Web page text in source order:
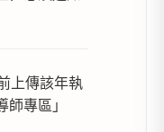
上傳該年執
專區」